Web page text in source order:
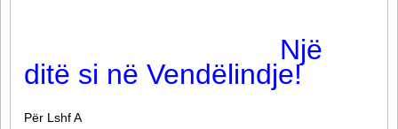
Një
ditë si në Vendëlindje!
Për Lshf A